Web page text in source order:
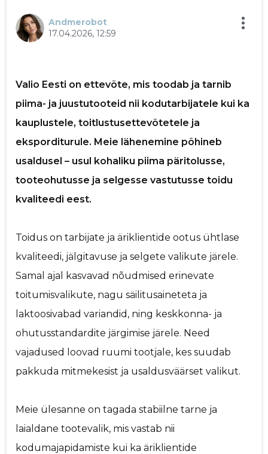
Andmerobot
17.04.2026, 12:59
Valio Eesti on ettevõte, mis toodab ja tarnib
piima- ja juustutooteid nii kodutarbijatele kui ka
kauplustele, toitlustusettevõtetele ja
eksporditurule. Meie lähenemine põhineb
usaldusel – usul kohaliku piima päritolusse,
tooteohutusse ja selgesse vastutusse toidu
kvaliteedi eest.
Toidus on tarbijate ja äriklientide ootus ühtlase
kvaliteedi, jälgitavuse ja selgete valikute järele.
Samal ajal kasvavad nõudmised erinevate
toitumisvalikute, nagu säilitusaineteta ja
laktoosivabad variandid, ning keskkonna- ja
ohutusstandardite järgimise järele. Need
vajadused loovad ruumi tootjale, kes suudab
pakkuda mitmekesist ja usaldusväärset valikut.
Meie ülesanne on tagada stabiilne tarne ja
laialdane tootevalik, mis vastab nii
kodumajapidamiste kui ka äriklientide
Sinu nimi
Sinu kommentaar